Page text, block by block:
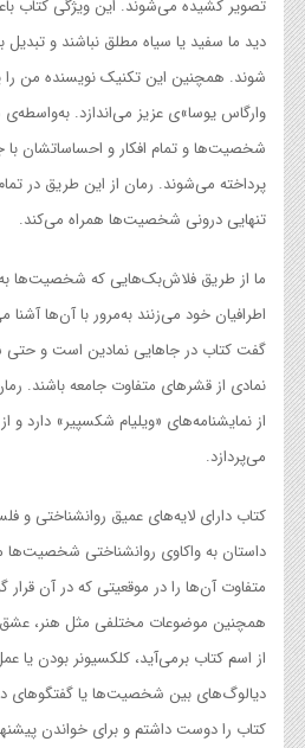
تصویر کشیده می‌شوند. این ویژگی
دید ما سفید یا سیاه مطلق نباشند و
شوند. همچنین این تکنیک نویسنده من را
وارگاس یوسا»ی عزیز می‌اندازد.
شخصیت‌ها و تمام افکار و احساساتشان با
پرداخته می‌شوند. رمان از این طریق در
تنهایی درونی شخصیت‌ها همراه می‌کند.
ما از طریق فلاش‌بک‌هایی که شخصیت‌ها به
اطرافیان خود می‌زنند به‌مرور با آن‌ها
گفت کتاب در جاهایی نمادین است و
نمادی از قشرهای متفاوت جامعه باشند.
از نمایشنامه‌های «ویلیام شکسپیر» دارد
می‌پردازد.
کتاب دارای لایه‌های عمیق روانشناختی و
داستان به واکاوی روانشناختی شخصیت‌ها
متفاوت آن‌ها را در موقعیتی که در آن قرار
همچنین موضوعات مختلفی مثل هنر،
از اسم کتاب برمی‌آید، کلکسیونر بودن یا
دیالوگ‌های بین شخصیت‌ها یا گفتگوهای
کتاب را دوست داشتم و برای خواندن